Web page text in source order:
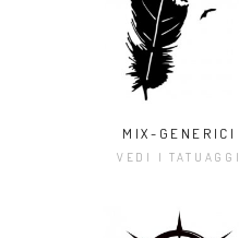
MIX-GENERICI
VEDI I TATUAGGI